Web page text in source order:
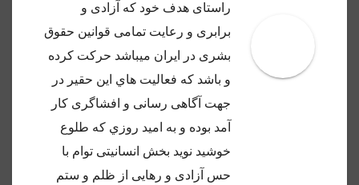
راستاى هدف خود كه آزادى و
برابرى و رعايت تمامى قوانين حقوق
بشرى در ايران ميباشد حركت كرده
و باشد كه فعاليت هاي اين حقير در
جهت آگاهى رسانى و افشاگرى كار
آمد بوده و به اميد روزي كه طلوع
خوشيد نويد بخش انسانيتى توام با
حس آزادى و رهايى از ظلم و ستم